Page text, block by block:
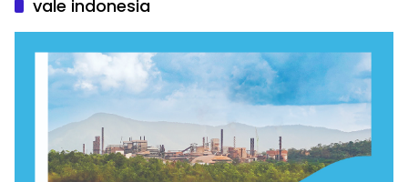
vale indonesia